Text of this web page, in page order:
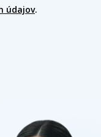
údajov.